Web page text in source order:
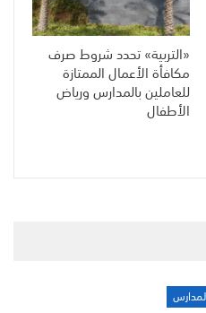
«التربية» تحدد شروط صرف
مكافأة الأعمال الممتازة
للعاملين بالمدارس ورياض
الأطفال